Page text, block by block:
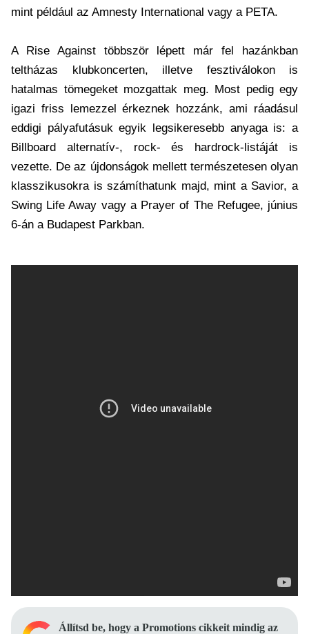
mint például az Amnesty International vagy a PETA.
A Rise Against többször lépett már fel hazánkban
teltházas klubkoncerten, illetve fesztiválokon is
hatalmas tömegeket mozgattak meg. Most pedig egy
igazi friss lemezzel érkeznek hozzánk, ami ráadásul
eddigi pályafutásuk egyik legsikeresebb anyaga is: a
Billboard alternatív-, rock- és hardrock-listáját is
vezette. De az újdonságok mellett természetesen olyan
klasszikusokra is számíthatunk majd, mint a Savior, a
Swing Life Away vagy a Prayer of The Refugee, június
6-án a Budapest Parkban.
Állítsd be, hogy a Promotions cikkeit mindig az